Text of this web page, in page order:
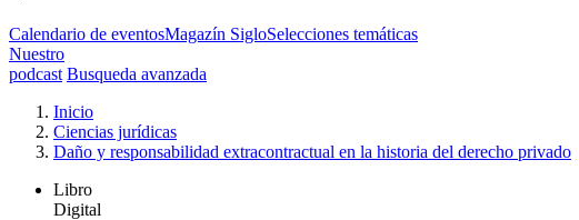
Calendario de eventosMagazín SigloSelecciones temáticas
Nuestro
podcast Busqueda avanzada
Inicio
Ciencias jurídicas
Daño y responsabilidad extracontractual en la historia del derecho privado
Libro
Digital